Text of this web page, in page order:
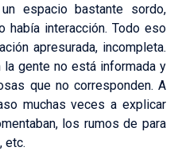
espacio bastante sordo,
había interacción. Todo eso
apresurada, incompleta.
la gente no está informada y
que no corresponden. A
muchas veces a explicar
los rumos de para
etc.